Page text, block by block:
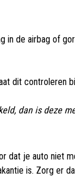
in de airbag of
dit controleren
dan is deze
dat je auto niet
is. Zorg er